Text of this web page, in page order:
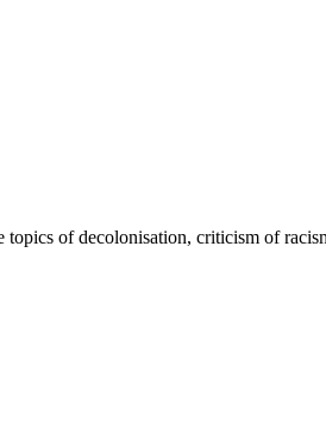
of decolonisation, criticism of